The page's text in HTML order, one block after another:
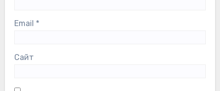
Email *
Сайт